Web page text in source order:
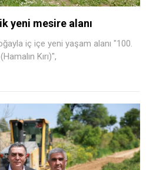
yeni mesire alanı
iç içe yeni yaşam alanı "100.
Kırı)",